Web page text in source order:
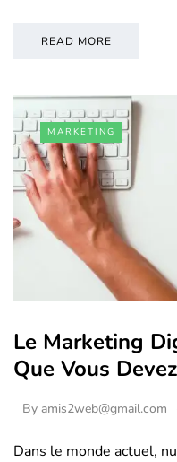
READ MORE
MARKETING
Le Marketing
Que Vous
By amis2web@gmail.com
Dans le monde actuel,